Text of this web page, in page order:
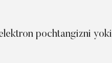
pochtangizni